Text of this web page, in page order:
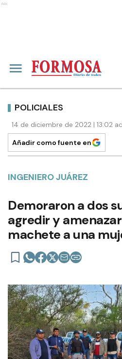
Ads
POLICIALES
14 de diciembre de 2022 | 13:02
Añadir como fuente en
INGENIERO JUÁREZ
Demoraron a dos
agredir y
machete a una